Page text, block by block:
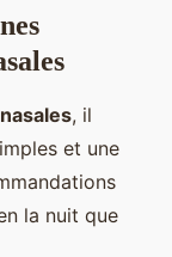
, il
et une
la nuit que